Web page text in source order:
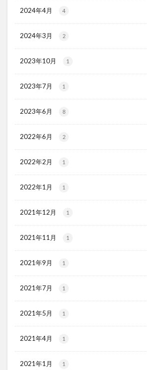
2024年4月 4
2024年3月 2
2023年10月 1
2023年7月 1
2023年6月 8
2022年6月 2
2022年2月 1
2022年1月 1
2021年12月 1
2021年11月 1
2021年9月 1
2021年7月 1
2021年5月 1
2021年4月 1
2021年1月 1